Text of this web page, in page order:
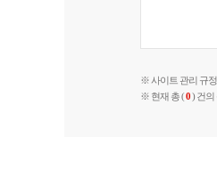
※ 사이트 관리 규
※ 현재 총 (0) 건의